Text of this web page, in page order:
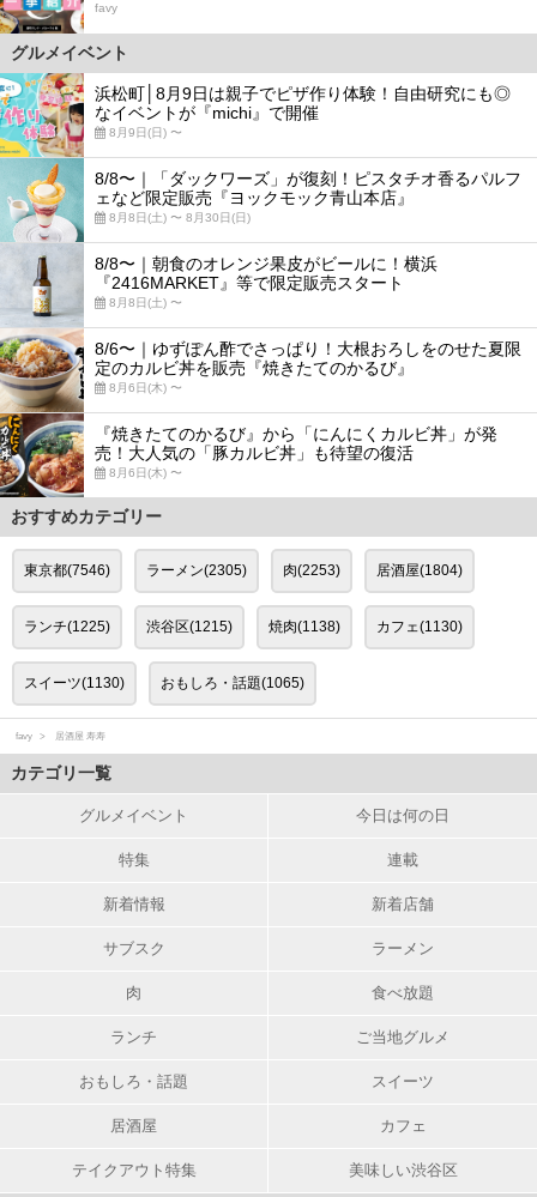
favy
グルメイベント
浜松町│8月9日は親子でピザ作り体験！自由研究にも◎
なイベントが『michi』で開催
8月9日(日) 〜
8/8〜｜「ダックワーズ」が復刻！ピスタチオ香るパルフ
ェなど限定販売『ヨックモック青山本店』
8月8日(土) 〜 8月30日(日)
8/8〜｜朝食のオレンジ果皮がビールに！横浜
『2416MARKET』等で限定販売スタート
8月8日(土) 〜
8/6〜｜ゆずぽん酢でさっぱり！大根おろしをのせた夏限
定のカルビ丼を販売『焼きたてのかるび』
8月6日(木) 〜
『焼きたてのかるび』から「にんにくカルビ丼」が発
売！大人気の「豚カルビ丼」も待望の復活
8月6日(木) 〜
おすすめカテゴリー
東京都(7546) ラーメン(2305) 肉(2253) 居酒屋(1804)
ランチ(1225) 渋谷区(1215) 焼肉(1138) カフェ(1130)
スイーツ(1130) おもしろ・話題(1065)
favy 居酒屋 寿寿
カテゴリ一覧
グルメイベント 今日は何の日
特集 連載
新着情報 新着店舗
サブスク ラーメン
肉 食べ放題
ランチ ご当地グルメ
おもしろ・話題 スイーツ
居酒屋 カフェ
テイクアウト特集 美味しい渋谷区